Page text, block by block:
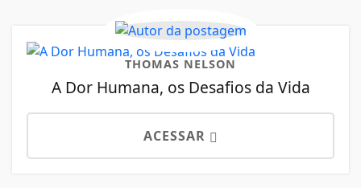
THOMAS NELSON
A Dor Humana, os Desafios da Vida
ACESSAR